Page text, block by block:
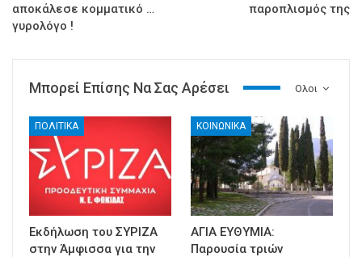
αποκάλεσε κομματικό …
γυρολόγο !
παροπλισμός της
Ολοι
Μπορεί Επίσης Να Σας Αρέσει
ΠΟΛΙΤΙΚΑ
Εκδήλωση του ΣΥΡΙΖΑ
στην Άμφισσα για την
ΚΟΙΝΩΝΙΚΑ
ΑΓΙΑ ΕΥΘΥΜΙΑ:
Παρουσία τριών